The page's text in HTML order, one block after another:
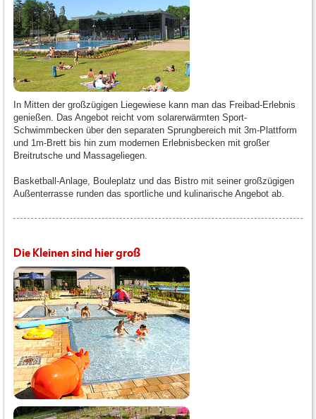
In Mitten der großzügigen Liegewiese kann man das Freibad-Erlebnis
genießen. Das Angebot reicht vom solarerwärmten Sport-
Schwimmbecken über den separaten Sprungbereich mit 3m-Plattform
und 1m-Brett bis hin zum modernen Erlebnisbecken mit großer
Breitrutsche und Massageliegen.
Basketball-Anlage, Bouleplatz und das Bistro mit seiner großzügigen
Außenterrasse runden das sportliche und kulinarische Angebot ab.
Die Kleinen sind hier groß